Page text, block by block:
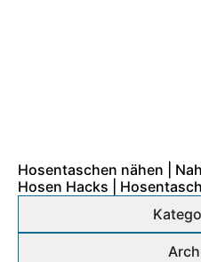
Hosentaschen nähen |
Hosen Hacks |